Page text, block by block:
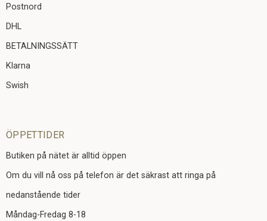
Postnord
DHL
BETALNINGSSÄTT
Klarna
Swish
ÖPPETTIDER
Butiken på nätet är alltid öppen
Om du vill nå oss på telefon är det säkrast att ringa på
nedanstående tider
Måndag-Fredag 8-18